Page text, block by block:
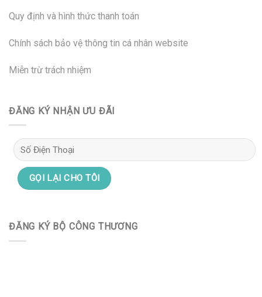
Quy định và hình thức thanh toán
Chính sách bảo vệ thông tin cá nhân website
Miễn trừ trách nhiệm
ĐĂNG KÝ NHẬN ƯU ĐÃI
ĐĂNG KÝ BỘ CÔNG THƯƠNG